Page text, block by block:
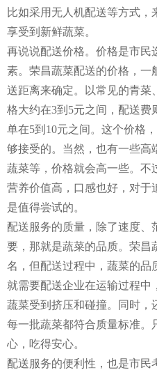
比如采用无人机配送等方式
享受到新鲜蔬菜。
再说说配送价格。价格是市民
素。荣昌蔬菜配送的价格，一
送距离来确定。以常见的青菜
格大约在3到5元之间，配送
单在5到10元之间。这个价格
够接受的。当然，也有一些高
蔬菜等，价格就会高一些。不
营养价值高，口感也好，对于
是值得尝试的。
配送服务的质量，除了速度、
要，那就是蔬菜的品质。荣昌
名，但配送过程中，蔬菜的品
就需要配送企业在运输过程
蔬菜受到挤压和碰撞。同时，
每一批蔬菜都符合质量标准。
心，吃得安心。
配送服务的便利性，也是市民